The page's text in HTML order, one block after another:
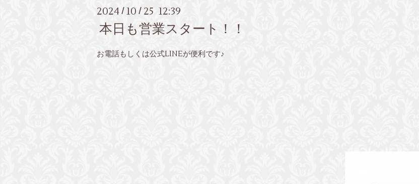
2024 / 10 / 25 12:39
本日も営業スタート！！
お電話もしくは公式LINEが便利です♪